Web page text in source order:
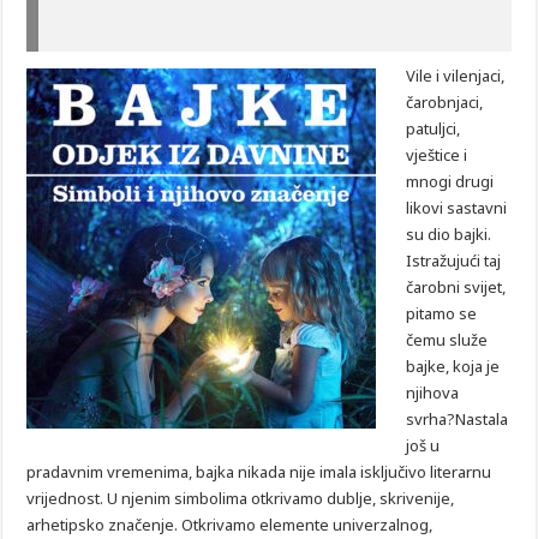
Vile i vilenjaci,
čarobnjaci,
patuljci,
vještice i
mnogi drugi
likovi sastavni
su dio bajki.
Istražujući taj
čarobni svijet,
pitamo se
čemu služe
bajke, koja je
njihova
svrha?Nastala
još u
pradavnim vremenima, bajka nikada nije imala isključivo literarnu
vrijednost. U njenim simbolima otkrivamo dublje, skrivenije,
arhetipsko značenje. Otkrivamo elemente univerzalnog,